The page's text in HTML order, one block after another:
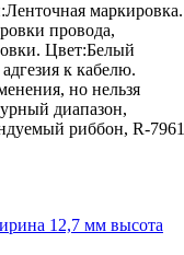
маркировка.
провода,
Цвет:Белый
к кабелю.
но нельзя
диапазон,
риббон, R-